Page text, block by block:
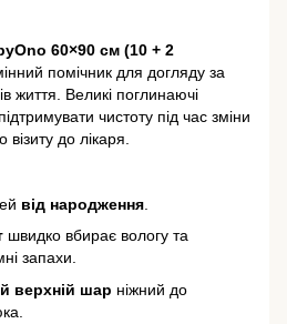
60×90 см (10 + 2
помічник для догляду за
життя. Великі поглинаючі
чистоту під час зміни
до лікаря.
від народження
швидко вбирає вологу та
запахи.
верхній шар ніжний до